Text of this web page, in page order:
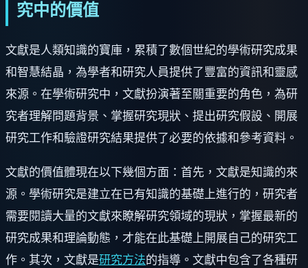
究中的價值
文獻是人類知識的寶庫，累積了數個世紀的學術研究成果
和智慧結晶，為學者和研究人員提供了豐富的資訊和靈感
來源。在學術研究中，文獻扮演著至關重要的角色，為研
究者理解問題背景、掌握研究現狀、提出研究假設、開展
研究工作和驗證研究結果提供了必要的依據和參考資料。
文獻的價值體現在以下幾個方面：首先，文獻是知識的來
源。學術研究是建立在已有知識的基礎上進行的，研究者
需要閱讀大量的文獻來瞭解研究領域的現狀，掌握最新的
研究成果和理論動態，才能在此基礎上開展自己的研究工
作。其次，文獻是研究方法的指導。文獻中包含了各種研